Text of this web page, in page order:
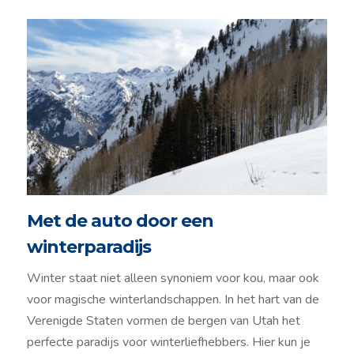
Met de auto door een
winterparadijs
Winter staat niet alleen synoniem voor kou, maar ook
voor magische winterlandschappen. In het hart van de
Verenigde Staten vormen de bergen van Utah het
perfecte paradijs voor winterliefhebbers. Hier kun je